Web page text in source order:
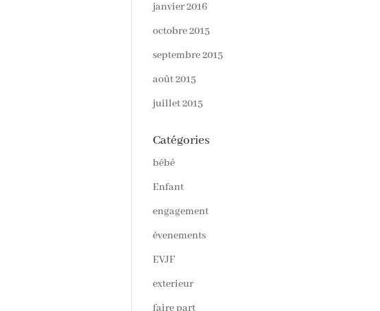
janvier 2016
octobre 2015
septembre 2015
août 2015
juillet 2015
Catégories
bébé
Enfant
engagement
évenements
EVJF
exterieur
faire part